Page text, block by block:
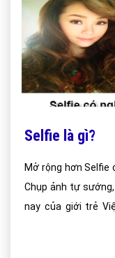
Selfie là gì?
Mở rộng hơn Selfie
Chụp ảnh tự
nay của giới trẻ